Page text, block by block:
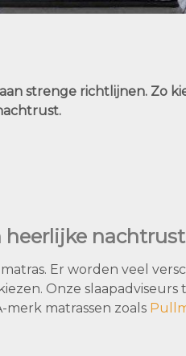
strenge richtlijnen. Zo
heerlijke nachtrust
Er worden veel
Onze slaapadviseurs
matrassen zoals